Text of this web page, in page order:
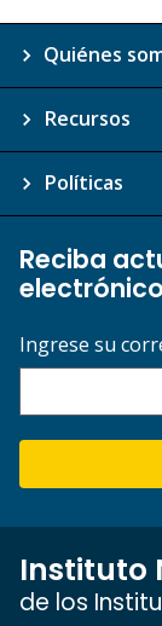
Quiénes
Recursos
Políticas
Reciba
electrónico
Ingrese su
Instituto
de los